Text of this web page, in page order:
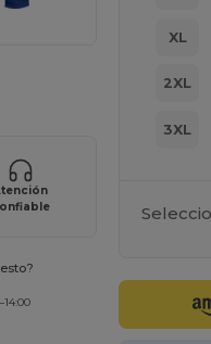
XL
2XL
3XL